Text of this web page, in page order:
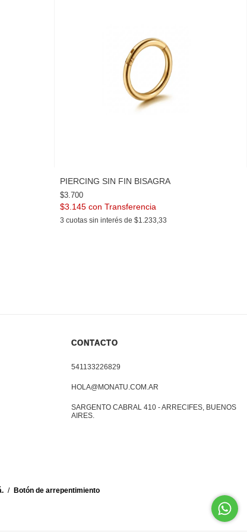
PIERCING SIN FIN BISAGRA
$3.700
$3.145con
3 cuotas sin interés de$1.233,33
CONTACTO
541133226829
HOLA@MONATU.COM.AR
SARGENTO CABRAL 410 - ARRECIFES, BUENOS
AIRES.
/ Botón de arrepentimiento